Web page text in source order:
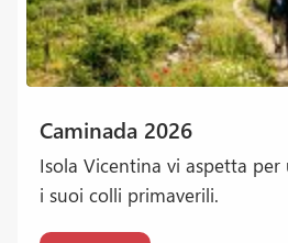
Caminada 2026
Isola Vicentina vi aspetta
i suoi colli primaverili.